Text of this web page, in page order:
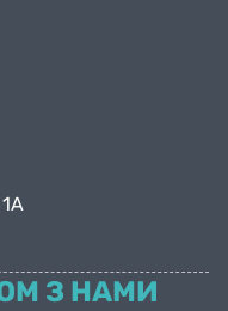
З НАМИ